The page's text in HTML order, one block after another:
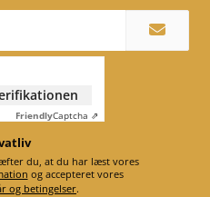
FriendlyCaptcha ⇗
Ved at vælge Fortsæt bekræfter du, at du har læst vores
og accepteret vores
og betingelser.